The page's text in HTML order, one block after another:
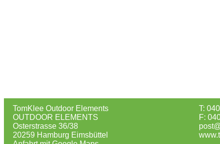
TomKlee Outdoor Elements
OUTDOOR ELEMENTS
Osterstrasse 36/38
20259 Hamburg Eimsbüttel
T:
F: